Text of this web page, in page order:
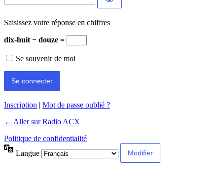
Saisissez votre réponse en chiffres
dix-huit − douze =
Se souvenir de moi
Inscription | Mot de passe oublié ?
← Aller sur Radio ACX
Politique de confidentialité
Langue